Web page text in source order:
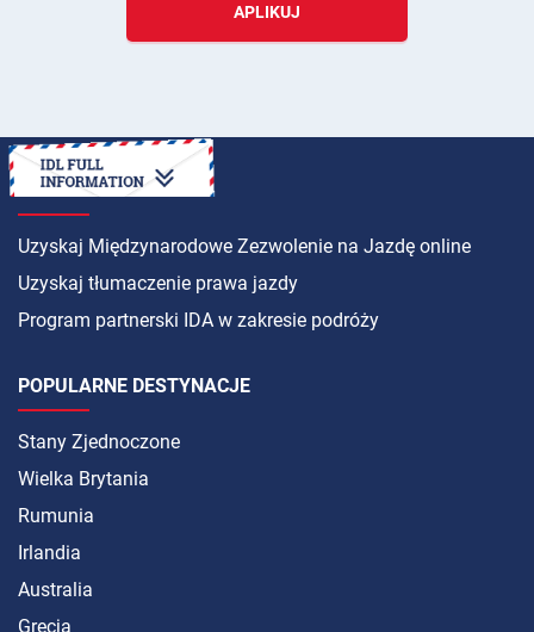
APLIKUJ
INSTRUKCJA
Uzyskaj Międzynarodowe Zezwolenie na Jazdę online
Uzyskaj tłumaczenie prawa jazdy
Program partnerski IDA w zakresie podróży
POPULARNE DESTYNACJE
Stany Zjednoczone
Wielka Brytania
Rumunia
Irlandia
Australia
Grecja